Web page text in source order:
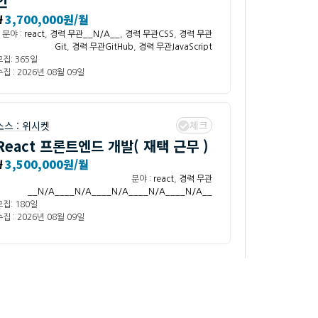
3,700,000원/월
분야 : react 경력 무관__N/A__ 경력 무관CSS
경력 무관
Git
경력 무관GitHub
경력 무관JavaScript
집: 365일
집 : 2026년 08월 09일
스 : 위시켓 체크
프론트엔드 개발( 재택 근무 )
3,500,000원/월
분야 : react
경력 무관
__N/A____N/A____N/A____N/A____N/A__
집: 180일
집 : 2026년 08월 09일